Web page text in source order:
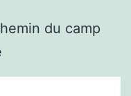
du camp